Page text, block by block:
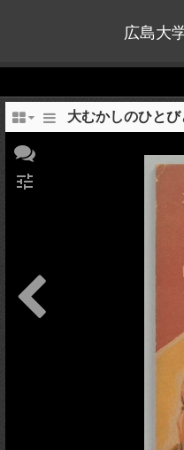
広島大
大むかしのひと
tune